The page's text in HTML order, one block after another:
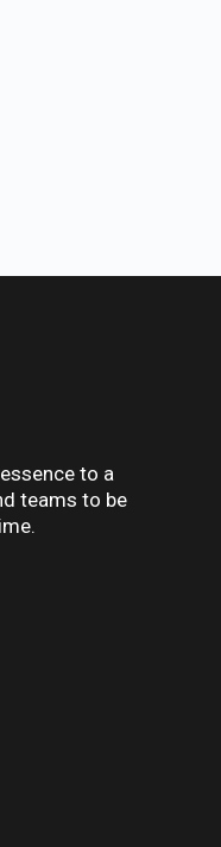
to a
teams to be